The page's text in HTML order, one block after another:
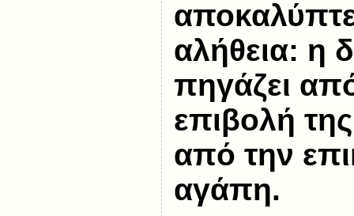
αλήθεια: η
πηγάζει
επιβολή
από την
αγάπη.